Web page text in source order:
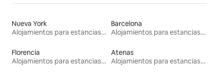
Nueva York
Alojamientos para estancias largas
Barcelona
Alojamientos para estancias largas
Florencia
Alojamientos para estancias largas
Atenas
Alojamientos para estancias largas